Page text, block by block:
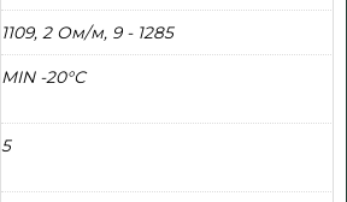
1109, 2 Ом/м, 9 - 1285
MIN -20°С
5